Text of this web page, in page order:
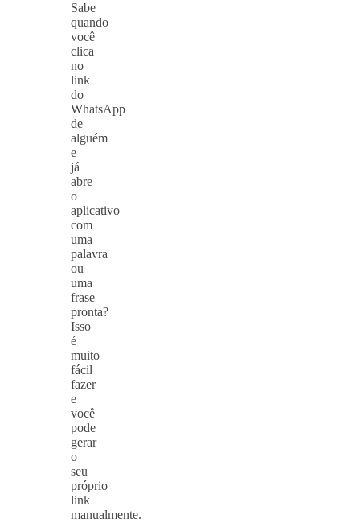
Sabe
quando
você
clica
no
link
do
WhatsApp
de
alguém
e
já
abre
o
aplicativo
com
uma
palavra
ou
uma
frase
pronta?
Isso
é
muito
fácil
fazer
e
você
pode
gerar
o
seu
próprio
link
manualmente.